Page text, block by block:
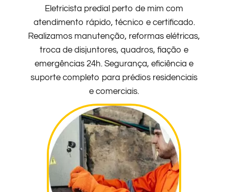
Eletricista predial perto de mim com
atendimento rápido, técnico e certificado.
Realizamos manutenção, reformas elétricas,
troca de disjuntores, quadros, fiação e
emergências 24h. Segurança, eficiência e
suporte completo para prédios residenciais
e comerciais.